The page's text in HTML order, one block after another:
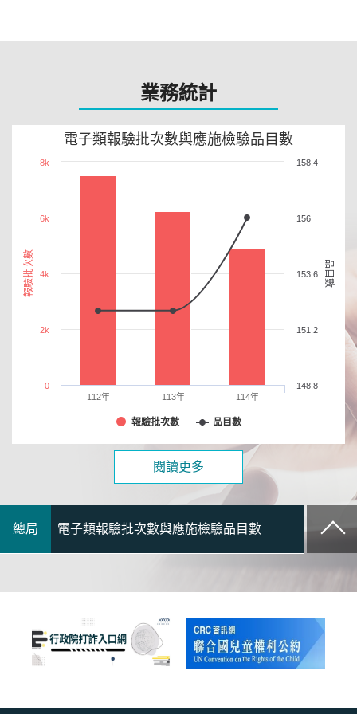
業務統計
總局 電子類報驗批次數與應施檢驗品目數
機械類報驗批次數與應施檢驗品目數
報驗批次數 品目數
電子類報驗批次數與應施檢驗品目數
報驗批次數 品目數
112年 113年 114年
0
2k
4k
6k
8k
148.8
151.2
153.6
156
158.4
閱讀更多